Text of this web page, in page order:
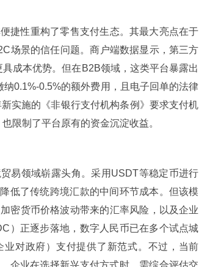
捷性重构了零售支付生态。其最大亮点在于
场景的信任问题。商户端数据显示，第三方
成本优势。但在B2B领域，这类平台暴露出
0.1%-0.5%的额外费用，且电子回单的法律
实施的《非银行支付机构条例》要求支付机
限制了平台原有的资金沉淀收益。
易领域崭露头角。采用USDT等稳定币进行
低了传统跨境汇款的中间环节成本。但该模
密货币价格波动带来的汇率风险，以及企业
）正逐步落地，数字人民币已在多个试点城
业对政府）支付提供了新范式。不过，当前